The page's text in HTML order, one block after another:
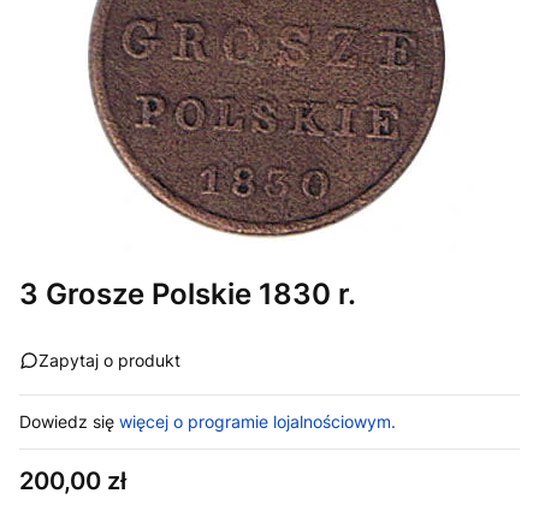
3 Grosze Polskie 1830 r.
Zapytaj o produkt
Dowiedz się więcej o programie lojalnościowym.
Cena
200,00 zł